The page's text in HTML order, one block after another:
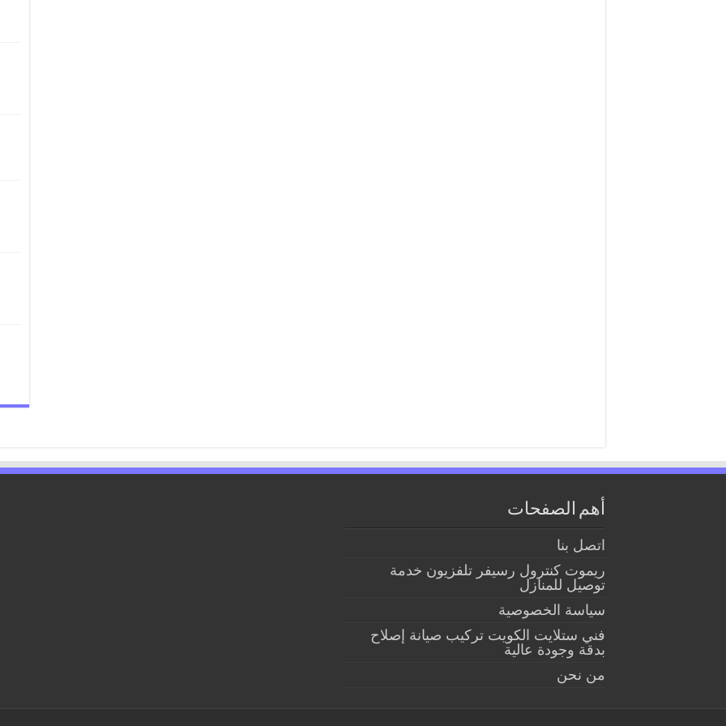
أهم الصفحات
اتصل بنا
ريموت كنترول رسيفر تلفزيون خدمة
توصيل للمنازل
سياسة الخصوصية
فني ستلايت الكويت تركيب صيانة إصلاح
بدقة وجودة عالية
من نحن